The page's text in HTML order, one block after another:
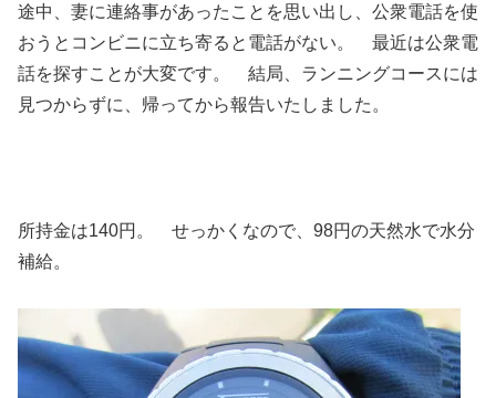
途中、妻に連絡事があったことを思い出し、公衆電話を使
おうとコンビニに立ち寄ると電話がない。 最近は公衆電
話を探すことが大変です。 結局、ランニングコースには
見つからずに、帰ってから報告いたしました。
所持金は140円。 せっかくなので、98円の天然水で水分
補給。